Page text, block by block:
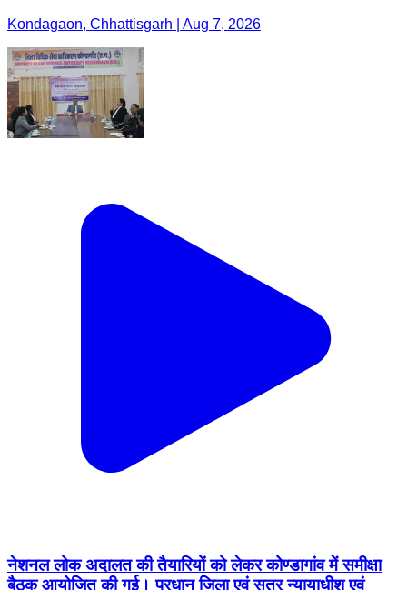
Kondagaon, Chhattisgarh | Aug 7, 2026
नेशनल लोक अदालत की तैयारियों को लेकर कोण्डागांव में समीक्षा
बैठक आयोजित की गई। प्रधान जिला एवं सत्र न्यायाधीश एवं